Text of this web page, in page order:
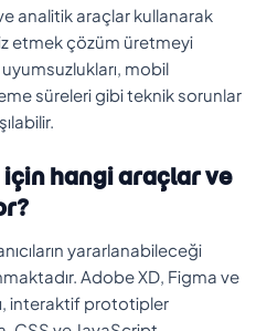
analitik araçlar kullanarak
etmek çözüm üretmeyi
uyumsuzlukları, mobil
süreleri gibi teknik sorunlar
için hangi araçlar ve
yararlanabileceği
Adobe XD, Figma ve
interaktif prototipler